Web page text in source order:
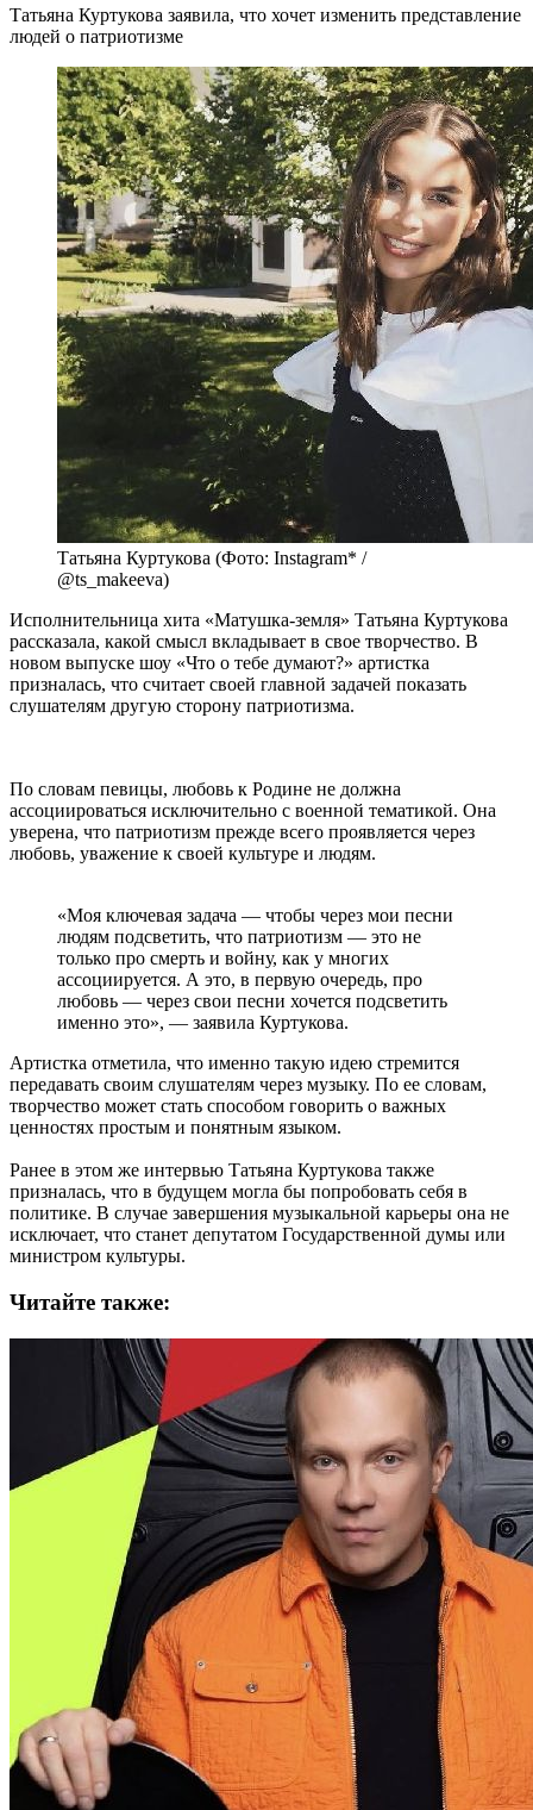
Татьяна Куртукова заявила, что хочет изменить представление
людей о патриотизме
Татьяна Куртукова (Фото: Instagram* /
@ts_makeeva)
Исполнительница хита «Матушка-земля» Татьяна Куртукова
рассказала, какой смысл вкладывает в свое творчество. В
новом выпуске шоу «Что о тебе думают?» артистка
призналась, что считает своей главной задачей показать
слушателям другую сторону патриотизма.
По словам певицы, любовь к Родине не должна
ассоциироваться исключительно с военной тематикой. Она
уверена, что патриотизм прежде всего проявляется через
любовь, уважение к своей культуре и людям.
«Моя ключевая задача — чтобы через мои песни
людям подсветить, что патриотизм — это не
только про смерть и войну, как у многих
ассоциируется. А это, в первую очередь, про
любовь — через свои песни хочется подсветить
именно это», — заявила Куртукова.
Артистка отметила, что именно такую идею стремится
передавать своим слушателям через музыку. По ее словам,
творчество может стать способом говорить о важных
ценностях простым и понятным языком.
Ранее в этом же интервью Татьяна Куртукова также
призналась, что в будущем могла бы попробовать себя в
политике. В случае завершения музыкальной карьеры она не
исключает, что станет депутатом Государственной думы или
министром культуры.
Читайте также: